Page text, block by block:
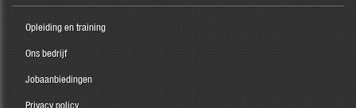
Opleiding en training
Ons bedrijf
Jobaanbiedingen
Privacy policy